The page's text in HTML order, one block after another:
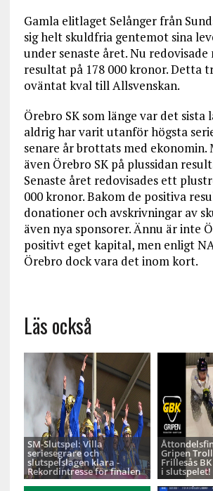
Gamla elitlaget Selånger från
sig helt skuldfria gentemot sina
under senaste året. Nu
resultat på 178 000 kronor. Detta
oväntat kval till Allsvenskan.
Örebro SK som länge var det sista
aldrig har varit utanför högsta
senare år brottats med ekonomin.
även Örebro SK på plussidan
Senaste året redovisades ett
000 kronor. Bakom de positiva
donationer och avskrivningar av
även nya sponsorer. Ännu är inte
positivt eget kapital, men enligt
Örebro dock vara det inom kort.
Läs också
SM-Slutspel: Villa
seriesegrare och
slutspelslagen klara -
Rekordintresse för finalen
Gripen
Frillesås
i slutspelet!